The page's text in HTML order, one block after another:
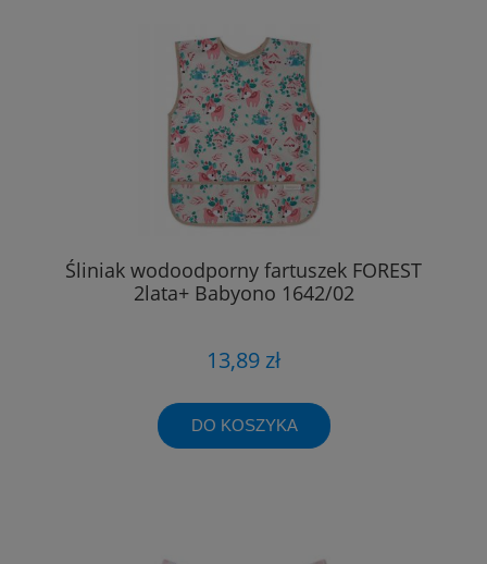
Śliniak wodoodporny fartuszek FOREST
2lata+ Babyono 1642/02
13,89 zł
DO KOSZYKA